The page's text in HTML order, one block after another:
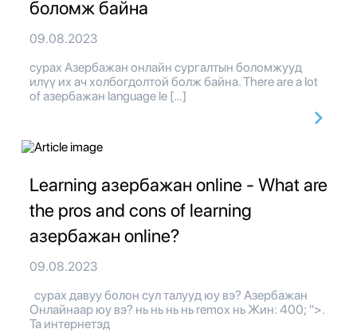
боломж байна
09.08.2023
сурах Азербажан онлайн сургалтын боломжууд
илүү их ач холбогдолтой болж байна. There are a lot
of азербажан language le […]
Learning азербажан online - What are
the pros and cons of learning
азербажан online?
09.08.2023
сурах давуу болон сул талууд юу вэ? Азербажан
Онлайнаар юу вэ? нь нь нь нь remox нь Жин: 400; ">.
Та интернетэд